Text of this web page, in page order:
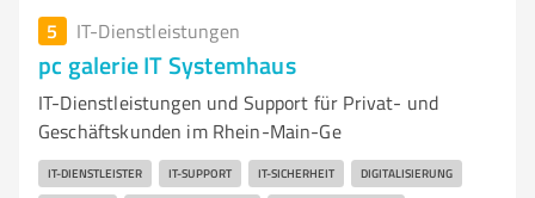
5 IT-Dienstleistungen
pc galerie IT Systemhaus
IT-Dienstleistungen und Support für Privat- und
Geschäftskunden im Rhein-Main-Ge
IT-DIENSTLEISTER IT-SUPPORT IT-SICHERHEIT DIGITALISIERUNG